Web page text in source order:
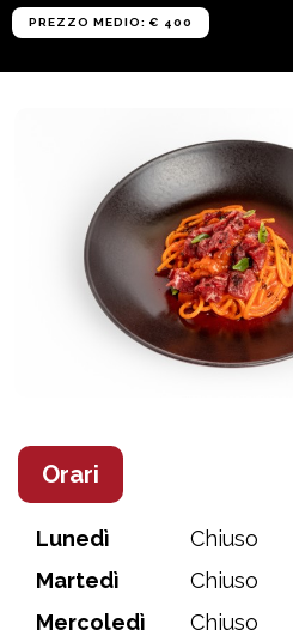
PREZZO MEDIO: € 400
Orari
Lunedì Chiuso
Martedì
Chiuso
Mercoledì
Chiuso